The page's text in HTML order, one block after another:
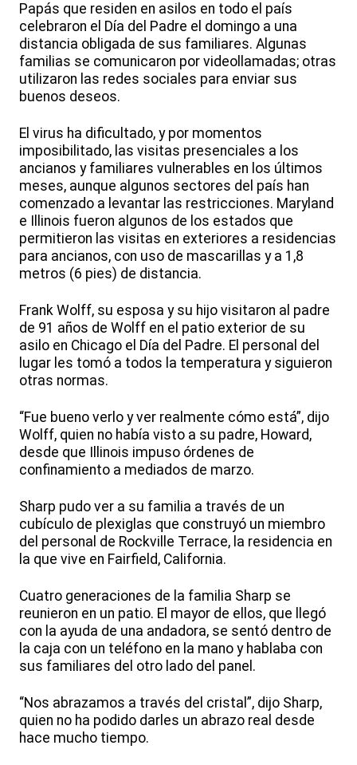
Papás que residen en asilos en todo el país
celebraron el Día del Padre el domingo a una
distancia obligada de sus familiares. Algunas
familias se comunicaron por videollamadas; otras
utilizaron las redes sociales para enviar sus
buenos deseos.
El virus ha dificultado, y por momentos
imposibilitado, las visitas presenciales a los
ancianos y familiares vulnerables en los últimos
meses, aunque algunos sectores del país han
comenzado a levantar las restricciones. Maryland
e Illinois fueron algunos de los estados que
permitieron las visitas en exteriores a residencias
para ancianos, con uso de mascarillas y a 1,8
metros (6 pies) de distancia.
Frank Wolff, su esposa y su hijo visitaron al padre
de 91 años de Wolff en el patio exterior de su
asilo en Chicago el Día del Padre. El personal del
lugar les tomó a todos la temperatura y siguieron
otras normas.
“Fue bueno verlo y ver realmente cómo está”, dijo
Wolff, quien no había visto a su padre, Howard,
desde que Illinois impuso órdenes de
confinamiento a mediados de marzo.
Sharp pudo ver a su familia a través de un
cubículo de plexiglas que construyó un miembro
del personal de Rockville Terrace, la residencia en
la que vive en Fairfield, California.
Cuatro generaciones de la familia Sharp se
reunieron en un patio. El mayor de ellos, que llegó
con la ayuda de una andadora, se sentó dentro de
la caja con un teléfono en la mano y hablaba con
sus familiares del otro lado del panel.
“Nos abrazamos a través del cristal”, dijo Sharp,
quien no ha podido darles un abrazo real desde
hace mucho tiempo.